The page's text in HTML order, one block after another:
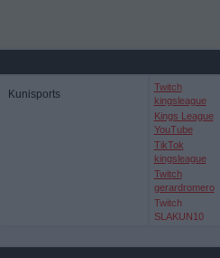
Kunisports
Twitch
kingsleague
Kings League
YouTube
TikTok
kingsleague
Twitch
gerardromero
Twitch
SLAKUN10